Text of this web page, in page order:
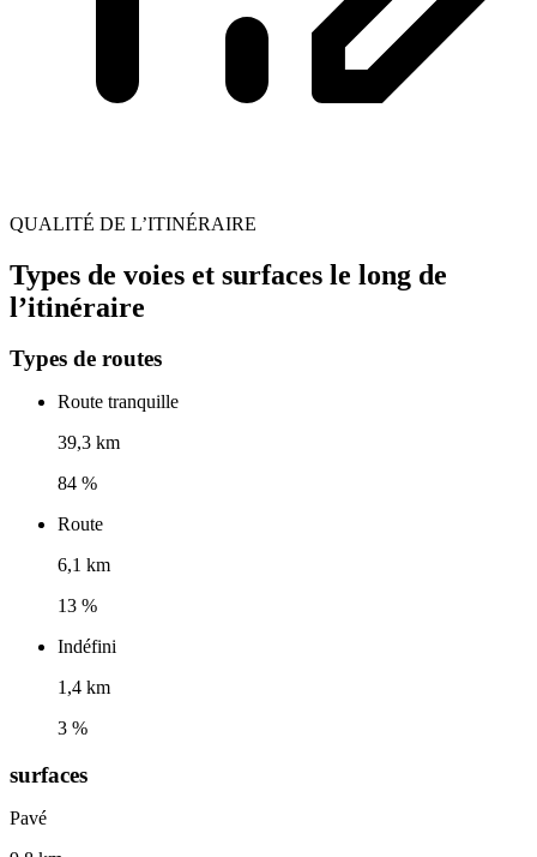
QUALITÉ DE L’ITINÉRAIRE
Types de voies et surfaces le long de
l’itinéraire
Types de routes
Route tranquille
39,3 km
84 %
Route
6,1 km
13 %
Indéfini
1,4 km
3 %
surfaces
Pavé